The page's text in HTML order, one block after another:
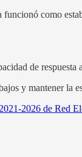
como
de
y mantener la
2026 de Red